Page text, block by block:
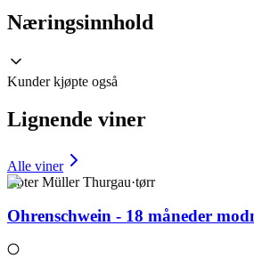
Næringsinnhold
Kunder kjøpte også
Lignende viner
Alle viner
Roter Müller Thurgau·tørr
Ohrenschwein - 18 måneder